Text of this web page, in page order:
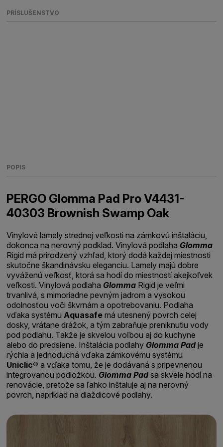
PRÍSLUŠENSTVO
POPIS
PERGO Glomma Pad Pro V4431-
40303 Brownish Swamp Oak
Vinylové lamely strednej veľkosti na zámkovú inštaláciu,
dokonca na nerovný podklad. Vinylová podlaha Glomma
Rigid má prirodzený vzhľad, ktorý dodá každej miestnosti
skutočne škandinávsku eleganciu. Lamely majú dobre
vyváženú veľkosť, ktorá sa hodí do miestností akejkoľvek
veľkosti. Vinylová podlaha Glomma Rigid je veľmi
trvanlivá, s mimoriadne pevným jadrom a vysokou
odolnosťou voči škvrnám a opotrebovaniu. Podlaha
vďaka systému Aquasafe má utesnený povrch celej
dosky, vrátane drážok, a tým zabraňuje preniknutiu vody
pod podlahu. Takže je skvelou voľbou aj do kuchyne
alebo do predsiene. Inštalácia podlahy Glomma Pad je
rýchla a jednoduchá vďaka zámkovému systému
Uniclic® a vďaka tomu, že je dodávaná s pripevnenou
integrovanou podložkou. Glomma Pad sa skvele hodí na
renovácie, pretože sa ľahko inštaluje aj na nerovný
povrch, napríklad na dlaždicové podlahy.